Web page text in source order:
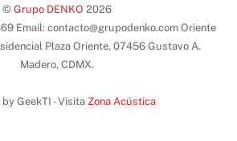
© Grupo DENKO 2026
Email: contacto@grupodenko.com Oriente
Plaza Oriente, 07456 Gustavo A.
Madero, CDMX.
by GeekTI - Visita Zona Acústica